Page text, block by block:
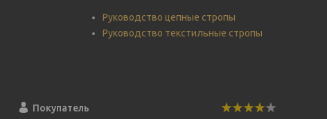
Руководство цепные стропы
Руководство текстильные стропы
Покупатель